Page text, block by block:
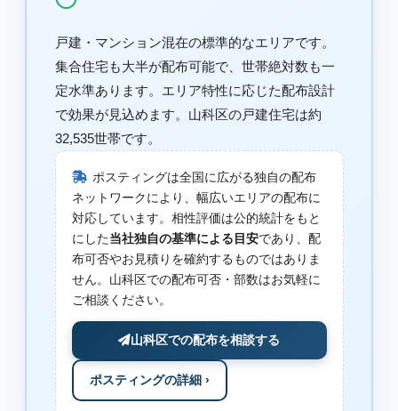
戸建・マンション混在の標準的なエリアです。
集合住宅も大半が配布可能で、世帯絶対数も一
定水準あります。エリア特性に応じた配布設計
で効果が見込めます。山科区の戸建住宅は約
32,535世帯です。
ポスティングは全国に広がる独自の配布
ネットワークにより、幅広いエリアの配布に
対応しています。相性評価は公的統計をもと
にした当社独自の基準による目安であり、配
布可否やお見積りを確約するものではありま
せん。山科区での配布可否・部数はお気軽に
ご相談ください。
山科区での配布を相談する
ポスティングの詳細 ›